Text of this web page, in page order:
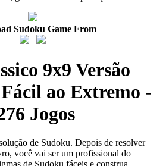
Sudoku Game From
9x9 Versão
ao Extremo -
Jogos
de Sudoku. Depois de resolver
você vai ser um profissional do